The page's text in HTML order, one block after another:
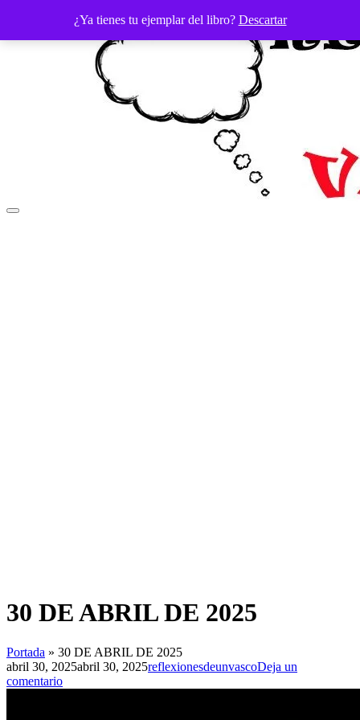
¿Ya tienes tu ejemplar del libro? Descartar
contenido
30 DE ABRIL DE 2025
Portada » 30 DE ABRIL DE 2025
abril 30, 2025abril 30, 2025reflexionesdeunvascoDeja un
comentario